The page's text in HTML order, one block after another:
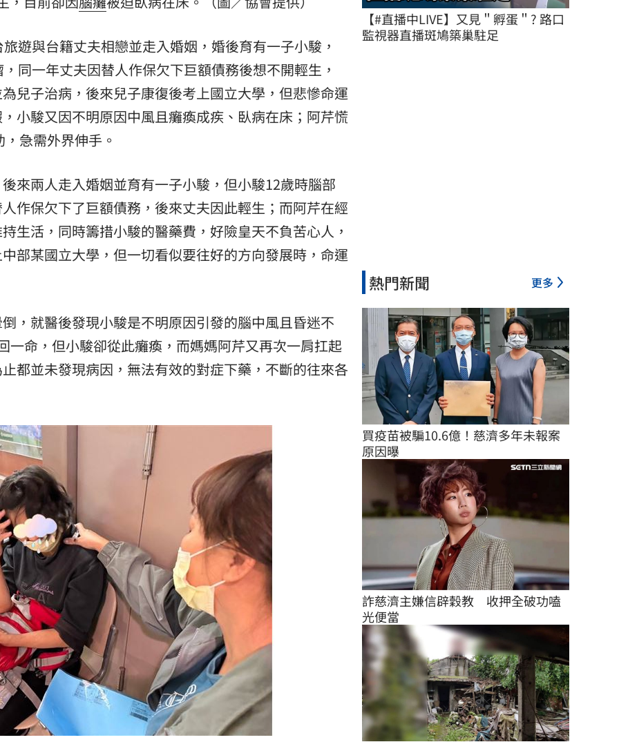
遊與台籍丈夫相戀並走入婚姻，婚後育有一子小駿，
同一年丈夫因替人作保欠下巨額債務後想不開輕生，
兒子治病，後來兒子康復後考上國立大學，但悲慘命運
小駿又因不明原因中風且癱瘓成疾、臥病在床；阿芹慌
急需外界伸手。
來兩人走入婚姻並育有一子小駿，但小駿12歲時腦部
作保欠下了巨額債務，後來丈夫因此輕生；而阿芹在經
生活，同時籌措小駿的醫藥費，好險皇天不負苦心人，
部某國立大學，但一切看似要往好的方向發展時，命運
，就醫後發現小駿是不明原因引發的腦中風且昏迷不
一命，但小駿卻從此癱瘓，而媽媽阿芹又再次一肩扛起
都並未發現病因，無法有效的對症下藥，不斷的往來各
【#直播中LIVE】又見＂孵蛋＂? 路口
監視器直播斑鳩築巢駐足
熱門新聞 更多
買疫苗被騙10.6億！慈濟多年未報案
原因曝
詐慈濟主嫌信辟穀教　收押全破功嗑
光便當